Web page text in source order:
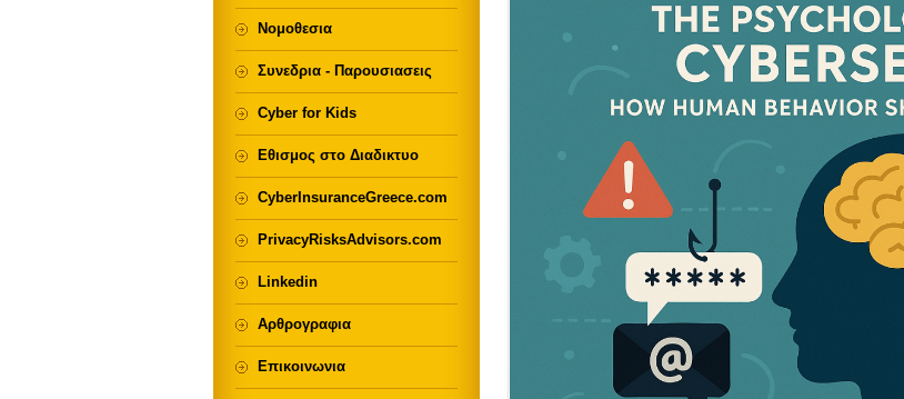
Νομοθεσια
Συνεδρια - Παρουσιασεις
Cyber for Kids
Εθισμος στο Διαδικτυο
CyberInsuranceGreece.com
PrivacyRisksAdvisors.com
Linkedin
Αρθρογραφια
Επικοινωνια